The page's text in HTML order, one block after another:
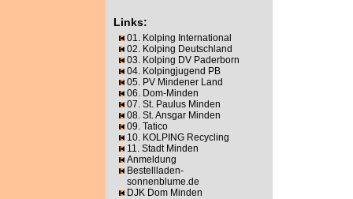
Links:
01. Kolping International
02. Kolping Deutschland
03. Kolping DV Paderborn
04. Kolpingjugend PB
05. PV Mindener Land
06. Dom-Minden
07. St. Paulus Minden
08. St. Ansgar Minden
09. Tatico
10. KOLPING Recycling
11. Stadt Minden
Anmeldung
Bestellladen-
sonnenblume.de
DJK Dom Minden